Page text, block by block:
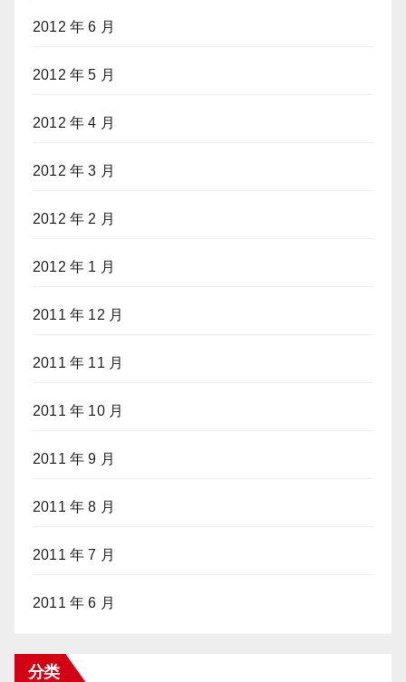
2012 年 6 月
2012 年 5 月
2012 年 4 月
2012 年 3 月
2012 年 2 月
2012 年 1 月
2011 年 12 月
2011 年 11 月
2011 年 10 月
2011 年 9 月
2011 年 8 月
2011 年 7 月
2011 年 6 月
分类